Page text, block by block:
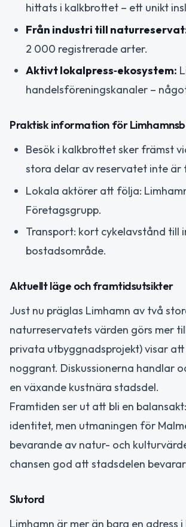
hittats i kalkbrottet – ett unikt
Från industri till
2 000 registrerade arter.
Aktivt lokalpress‑ekosystem:
handelsföreningskanaler –
Praktisk information för
Besök i kalkbrottet sker främst
stora delar av reservatet inte
Lokala aktörer att följa:
Företagsgrupp.
Transport: kort cykelavstånd
bostadsområde.
Aktuellt läge och framtidsutsikter
Just nu präglas Limhamn av två
naturreservatets värden görs mer
privata utbyggnadsprojekt) visar
noggrant. Diskussionerna handlar
en växande kustnära stadsdel.
Framtiden ser ut att bli en
identitet, men utmaningen för
bevarande av natur- och
chansen god att stadsdelen
Slutord
Limhamn är mer än bara en